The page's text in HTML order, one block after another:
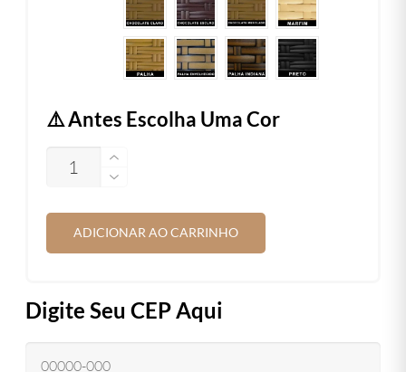
⚠️ Antes Escolha Uma Cor
QUANTIDADE
ADICIONAR AO CARRINHO
Digite Seu CEP Aqui